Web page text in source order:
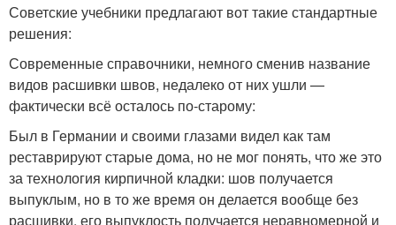
Советские учебники предлагают вот такие стандартные
решения:
Современные справочники, немного сменив название
видов расшивки швов, недалеко от них ушли —
фактически всё осталось по-старому:
Был в Германии и своими глазами видел как там
реставрируют старые дома, но не мог понять, что же это
за технология кирпичной кладки: шов получается
выпуклым, но в то же время он делается вообще без
расшивки, его выпуклость получается неравномерной и